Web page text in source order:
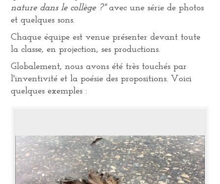
nature dans le collège ?"avec une série de photos
et quelques sons.
Chaque équipe est venue présenter devant toute
la classe, en projection, ses productions.
Globalement, nous avons été très touchés par
l'inventivité et la poésie des propositions. Voici
quelques exemples :